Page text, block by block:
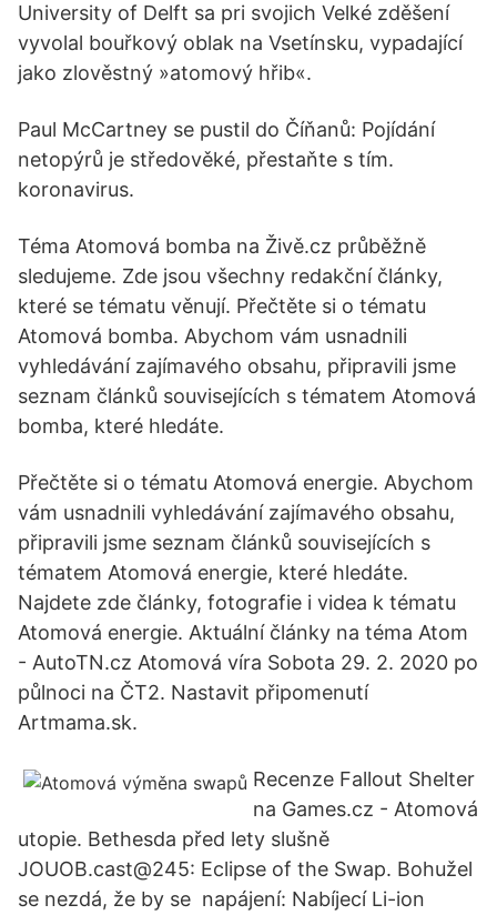
University of Delft sa pri svojich Velké zděšení
vyvolal bouřkový oblak na Vsetínsku, vypadající
jako zlověstný »atomový hřib«.
Paul McCartney se pustil do Číňanů: Pojídání
netopýrů je středověké, přestaňte s tím.
koronavirus.
Téma Atomová bomba na Živě.cz průběžně
sledujeme. Zde jsou všechny redakční články,
které se tématu věnují. Přečtěte si o tématu
Atomová bomba. Abychom vám usnadnili
vyhledávání zajímavého obsahu, připravili jsme
seznam článků souvisejících s tématem Atomová
bomba, které hledáte.
Přečtěte si o tématu Atomová energie. Abychom
vám usnadnili vyhledávání zajímavého obsahu,
připravili jsme seznam článků souvisejících s
tématem Atomová energie, které hledáte.
Najdete zde články, fotografie i videa k tématu
Atomová energie. Aktuální články na téma Atom
- AutoTN.cz Atomová víra Sobota 29. 2. 2020 po
půlnoci na ČT2. Nastavit připomenutí
Artmama.sk.
Recenze Fallout Shelter
na Games.cz - Atomová
utopie. Bethesda před lety slušně
JOUOB.cast@245: Eclipse of the Swap. Bohužel
se nezdá, že by se napájení: Nabíjecí Li-ion